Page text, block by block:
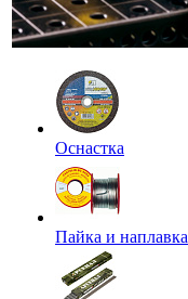
Оснастка
Пайка и наплавка